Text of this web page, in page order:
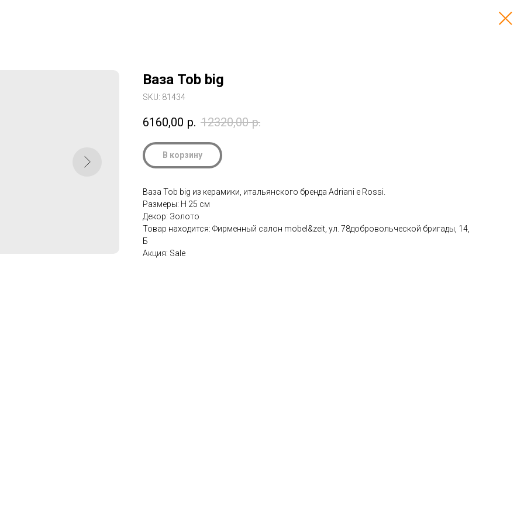
Ваза Tob big
SKU: 81434
6160,00 р. 12320,00 р.
В корзину
Ваза Tob big из керамики, итальянского бренда Adriani e Rossi.
Размеры: H 25 см
Декор: Золото
Товар находится: Фирменный салон mobel&zeit, ул. 78добровольческой бригады, 14,
Б
Акция: Sale